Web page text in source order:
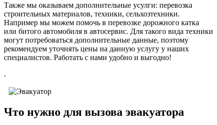
Также мы оказываем дополнительные усулги: перевозка
строительных материалов, техники, сельхозтехники.
Например мы можем помочь в перевозке дорожного катка
или битого автомобиля в автосервис. Для такого вида техники
могут потребоваться дополнительные данные, поэтому
рекомендуем уточнять цены на данную услугу у наших
специалистов. Работать с нами удобно и выгодно!
.
Что нужно для вызова эвакуатора